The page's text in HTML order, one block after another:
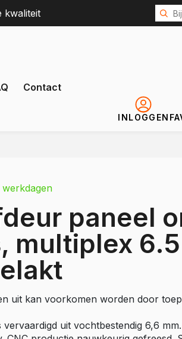
kwaliteit
Contact
INLOGGEN
7
paneel
multiplex
uit kan voorkomen worden door
vervaardigd uit vochtbestendig 6,6 mm.